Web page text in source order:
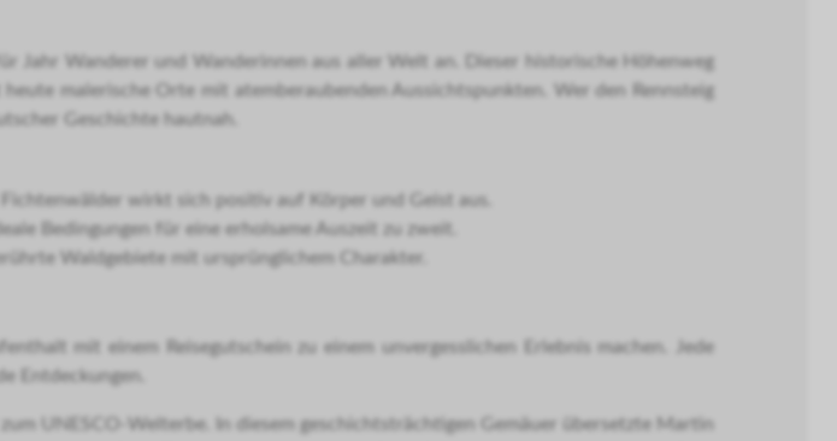
Jahr Wanderer und Wanderinnen aus aller Welt an. Dieser historische Höhenweg
malerische Orte mit atemberaubenden Aussichtspunkten. Wer den Rennsteig
Geschichte hautnah.
wirkt sich positiv auf Körper und Geist aus.
Bedingungen für eine erholsame Auszeit zu zweit.
Waldgebiete mit ursprünglichem Charakter.
mit einem Reisegutschein zu einem unvergesslichen Erlebnis machen. Jede
Entdeckungen.
UNESCO-Welterbe. In diesem geschichtsträchtigen Gemäuer übersetzte Martin